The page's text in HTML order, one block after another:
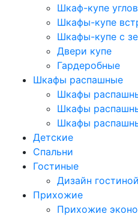
Шкаф-купе
Шкафы-купе
Шкафы-купе с
Двери купе
Гардеробные
Шкафы распашные
Шкафы
Шкафы
Шкафы
Детские
Спальни
Гостиные
Дизайн гостиной
Прихожие
Прихожие